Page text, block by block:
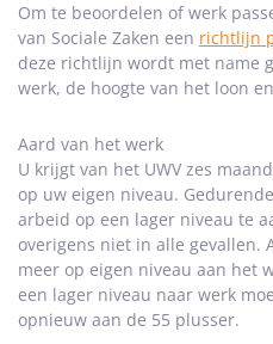
Om te beoordelen of werk
van Sociale Zaken een richtlijn
deze richtlijn wordt met name
werk, de hoogte van het loon
Aard van het werk
U krijgt van het UWV zes
op uw eigen niveau.
arbeid op een lager niveau te
overigens niet in alle gevallen.
meer op eigen niveau aan het
een lager niveau naar werk
opnieuw aan de 55 plusser.